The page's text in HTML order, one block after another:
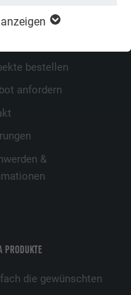
PRODUKTE
die gewünschten
IHNEN
bestellen
anfordern
&